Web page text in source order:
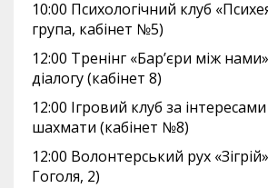
10:00 Психологічний клуб
група, кабінет №5)
12:00 Тренінг «Бар’єри між
діалогу (кабінет 8)
12:00 Ігровий клуб за
шахмати (кабінет №8)
12:00 Волонтерський рух
Гоголя, 2)